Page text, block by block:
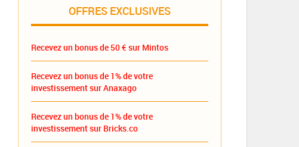
OFFRES EXCLUSIVES
Recevez un bonus de 50 € sur Mintos
Recevez un bonus de 1% de votre
investissement sur Anaxago
Recevez un bonus de 1% de votre
investissement sur Bricks.co